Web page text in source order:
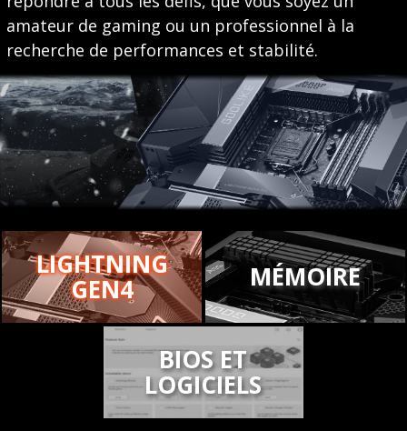
amateur de gaming ou un professionnel à la
recherche de performances et stabilité.
LIGHTNING
GEN4 MÉMOIRE
BIOS ET
LOGICIELS